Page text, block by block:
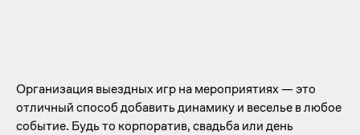
Организация выездных игр на мероприятиях — это
отличный способ добавить динамику и веселье в любое
событие. Будь то корпоратив, свадьба или день